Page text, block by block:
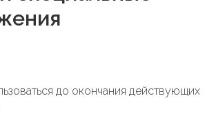
до окончания действующих